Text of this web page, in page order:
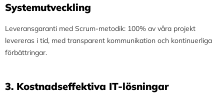
Systemutveckling
Leveransgaranti med Scrum-metodik: 100% av våra projekt
levereras i tid, med transparent kommunikation och kontinuerliga
förbättringar.
3.⁠ ⁠Kostnadseffektiva IT-lösningar